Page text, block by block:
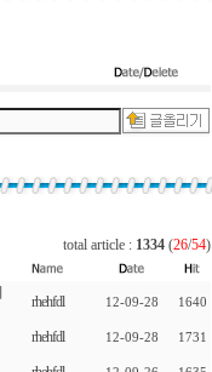
total article : 1334 (26/54)
rhehfdl 12-09-28 1640
rhehfdl 12-09-28 1731